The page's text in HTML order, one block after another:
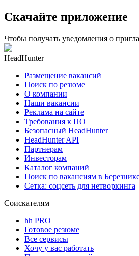
Скачайте приложение
Чтобы получать уведомления о
HeadHunter
Размещение вакансий
Поиск по резюме
О компании
Наши вакансии
Реклама на сайте
Требования к ПО
Безопасный HeadHunter
HeadHunter API
Партнерам
Инвесторам
Каталог компаний
Поиск по вакансиям в
Сетка: соцсеть для нетворкинга
Соискателям
hh PRO
Готовое резюме
Все сервисы
Хочу у вас работать